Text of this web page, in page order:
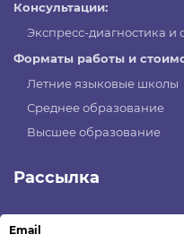
Консультации:
Экспресс-диагностика и
Форматы работы и
Летние языковые школы
Среднее образование
Высшее образование
Рассылка
Email